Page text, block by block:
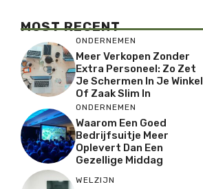
MOST RECENT
ONDERNEMEN
Meer Verkopen Zonder
Extra Personeel: Zo Zet
Je Schermen In Je Winkel
Of Zaak Slim In
ONDERNEMEN
Waarom Een Goed
Bedrijfsuitje Meer
Oplevert Dan Een
Gezellige Middag
WELZIJN